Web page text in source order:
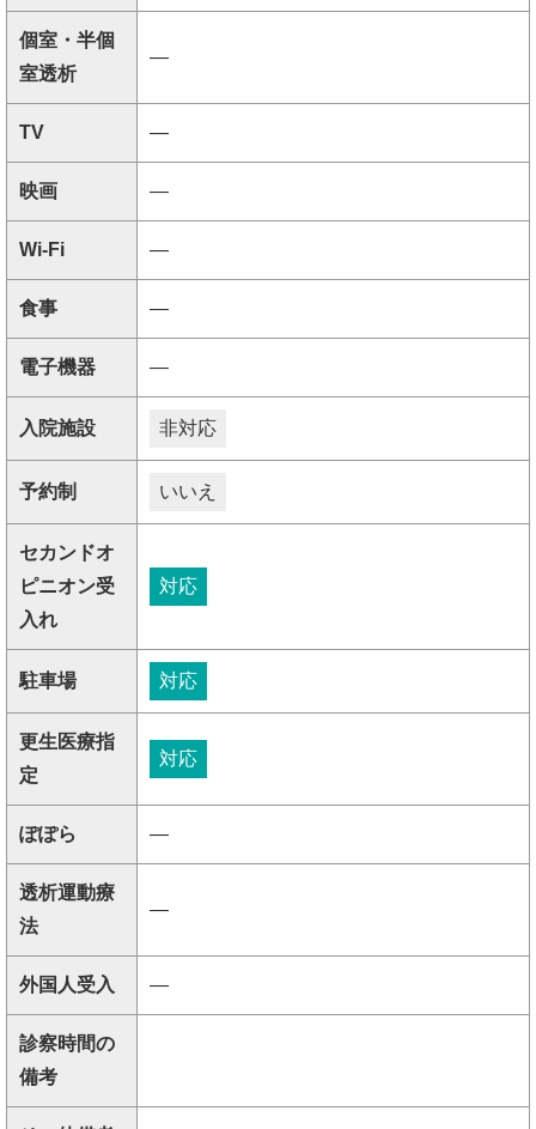
個室・半個
室透析
―
TV ―
映画 ―
Wi-Fi ―
食事 ―
電子機器 ―
入院施設 非対応
予約制 いいえ
セカンドオ
ピニオン受
入れ
対応
駐車場 対応
更生医療指
定
対応
ぽぽら ―
透析運動療
法
―
外国人受入 ―
診察時間の
備考